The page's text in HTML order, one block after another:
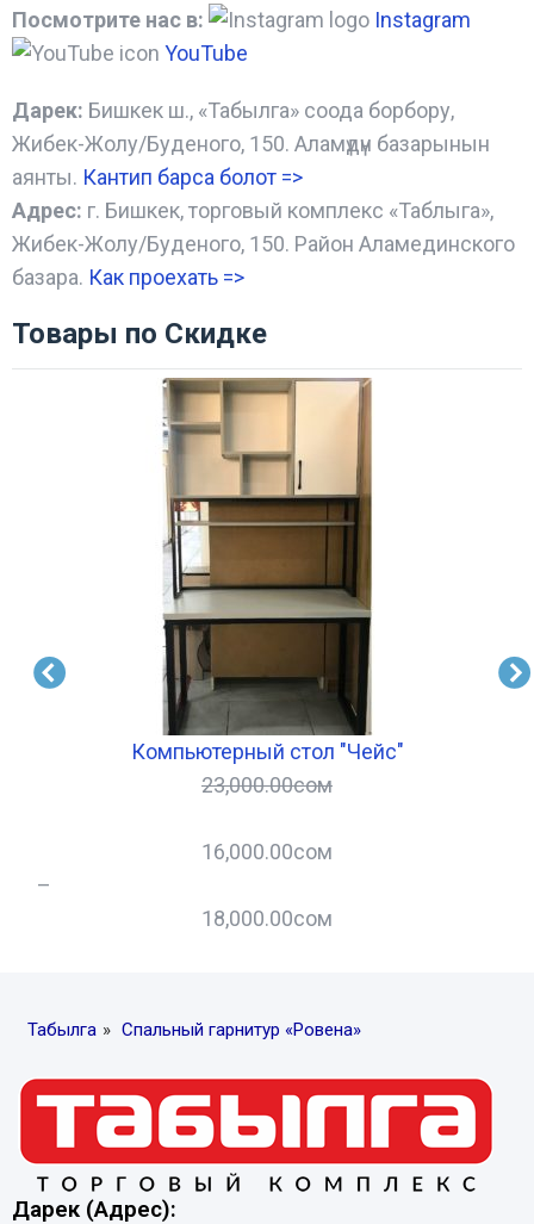
Посмотрите нас в:
Instagram
YouTube
Дарек: Бишкек ш., «Табылга» соода борбору,
Жибек-Жолу/Буденого, 150. Аламүдүн базарынын
аянты. Кантип барса болот =>
Адрес: г. Бишкек, торговый комплекс «Таблыга»,
Жибек-Жолу/Буденого, 150. Район Аламединского
базара. Как проехать =>
Товары по Скидке
Компьютерный стол "Чейс"
23,000.00сом
16,000.00сом
–
18,000.00сом
Табылга » Спальный гарнитур «Ровена»
Дарек (Адрес):